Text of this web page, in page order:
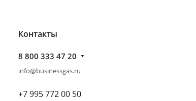
Контакты
8 800 333 47 20
info@businessgas.ru
+7 995 772 00 50